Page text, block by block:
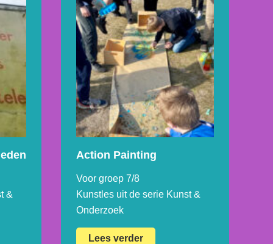
&
Action Painting
Voor groep 7/8
Kunstles uit de serie Kunst &
Onderzoek
Lees verderAction